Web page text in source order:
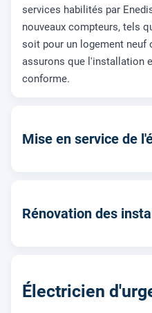
services habilités par
nouveaux compteurs, tels
soit pour un logement neuf
assurons que l'installation
conforme.
Mise en service de
Rénovation des
Électricien